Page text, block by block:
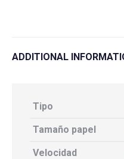
ADDITIONAL
Tipo
Tamaño papel
Velocidad